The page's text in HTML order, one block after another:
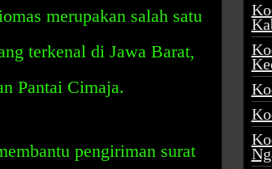
merupakan salah satu
terkenal di Jawa Barat,
Pantai Cimaja.
pengiriman surat